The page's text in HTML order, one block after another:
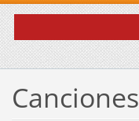
Canciones